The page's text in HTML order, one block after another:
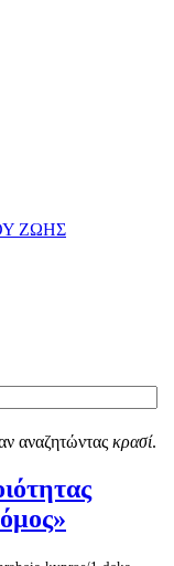
ΖΩΗΣ
αναζητώντας κρασί.